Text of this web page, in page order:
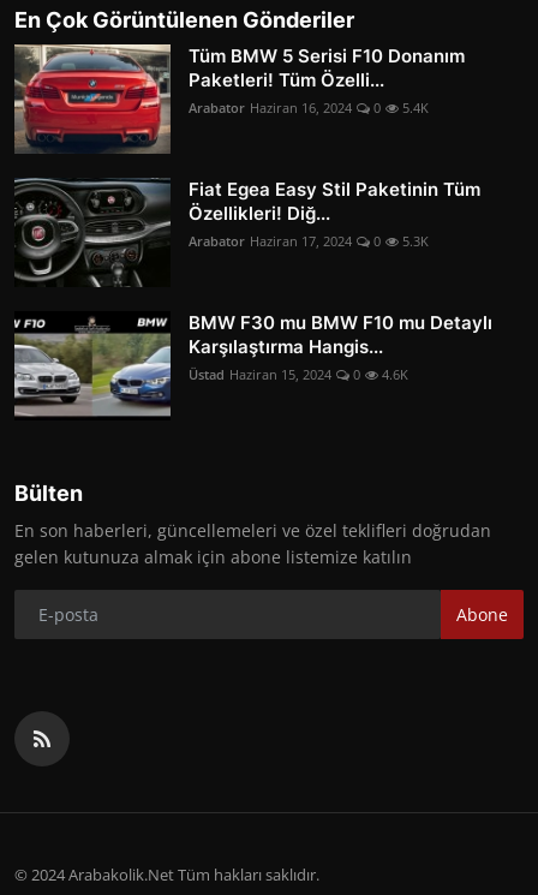
En Çok Görüntülenen Gönderiler
Tüm BMW 5 Serisi F10 Donanım
Paketleri! Tüm Özelli...
Arabator Haziran 16, 2024 0 5.4K
Fiat Egea Easy Stil Paketinin Tüm
Özellikleri! Diğ...
Arabator Haziran 17, 2024 0 5.3K
BMW F30 mu BMW F10 mu Detaylı
Karşılaştırma Hangis...
Üstad Haziran 15, 2024 0 4.6K
Bülten
En son haberleri, güncellemeleri ve özel teklifleri doğrudan
gelen kutunuza almak için abone listemize katılın
Abone
© 2024 Arabakolik.Net Tüm hakları saklıdır.